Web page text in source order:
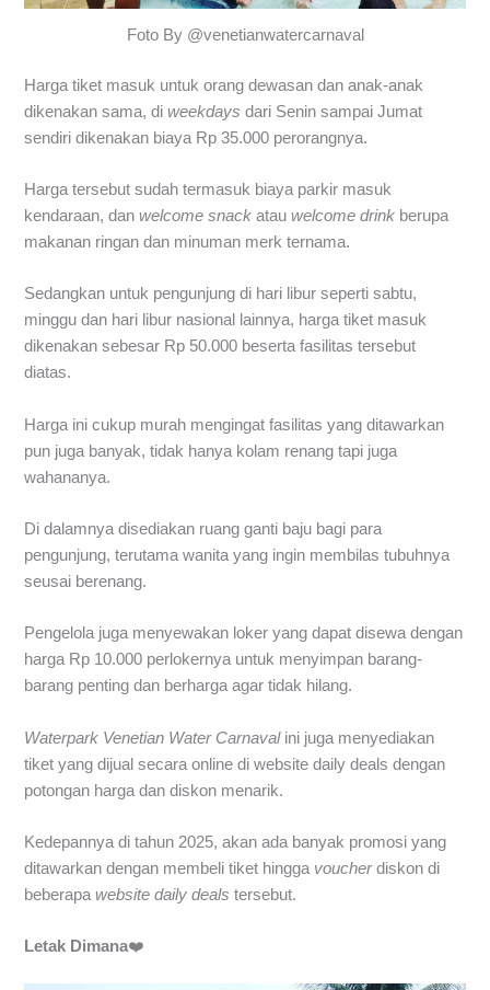
Foto By @venetianwatercarnaval
Harga tiket masuk untuk orang dewasan dan anak-anak
dikenakan sama, diweekdays dari Senin sampai Jumat
sendiri dikenakan biaya Rp 35.000 perorangnya.
Harga tersebut sudah termasuk biaya parkir masuk
kendaraan, danwelcome snack atau welcome drink berupa
makanan ringan dan minuman merk ternama.
Sedangkan untuk pengunjung di hari libur seperti sabtu,
minggu dan hari libur nasional lainnya, harga tiket masuk
dikenakan sebesar Rp 50.000 beserta fasilitas tersebut
diatas.
Harga ini cukup murah mengingat fasilitas yang ditawarkan
pun juga banyak, tidak hanya kolam renang tapi juga
wahananya.
Di dalamnya disediakan ruang ganti baju bagi para
pengunjung, terutama wanita yang ingin membilas tubuhnya
seusai berenang.
Pengelola juga menyewakan loker yang dapat disewa dengan
harga Rp 10.000 perlokernya untuk menyimpan barang-
barang penting dan berharga agar tidak hilang.
Waterpark Venetian Water Carnavalini juga menyediakan
tiket yang dijual secara online di website daily deals dengan
potongan harga dan diskon menarik.
Kedepannya di tahun 2025, akan ada banyak promosi yang
ditawarkan dengan membeli tiket hingga voucherdiskon di
beberapawebsite daily deals tersebut.
Letak Dimana❤️